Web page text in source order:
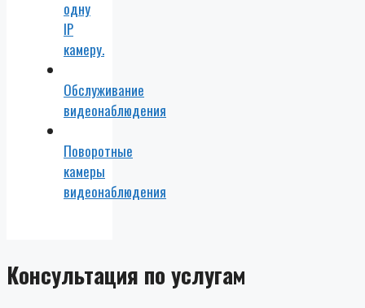
одну
IP
камеру.
Обслуживание
видеонаблюдения
Поворотные
камеры
видеонаблюдения
Консультация по услугам